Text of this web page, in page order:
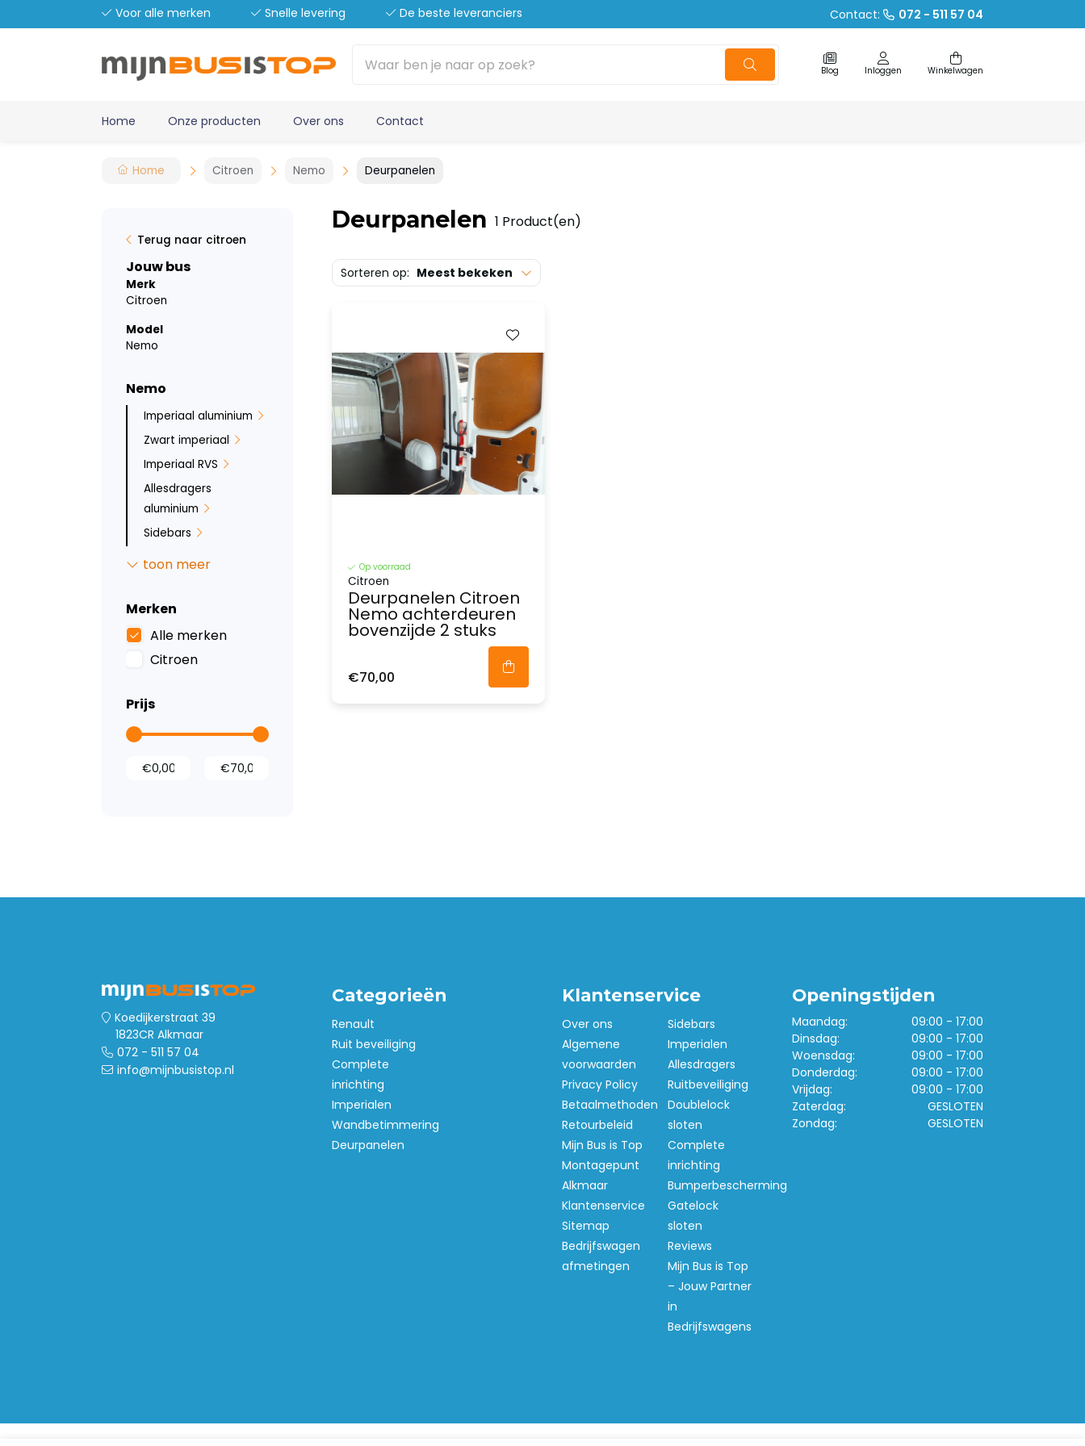
Voor alle merken Snelle levering De beste leveranciers Contact: 072 - 511 57 04
Blog Inloggen Winkelwagen
Home Onze producten Over ons Contact
Home Citroen Nemo Deurpanelen
Terug naar citroen
Jouw bus
Merk
Citroen
Model
Nemo
Nemo
Imperiaal aluminium
Zwart imperiaal
Imperiaal RVS
Allesdragers
aluminium
Sidebars
Ruit beveiliging
Led verlichting
Tussenwanden
Laadvloeren
Deurpanelen
Bumperbescherming
toon meer
Merken
Alle merken
Citroen
Prijs
Deurpanelen 1 Product(en)
Sorteren op: Meest bekeken
Op voorraad
Citroen
Deurpanelen Citroen
Nemo achterdeuren
bovenzijde 2 stuks
€70,00
Koedijkerstraat 39
1823CR Alkmaar
072 - 511 57 04
info@mijnbusistop.nl
Categorieën
Renault
Ruit beveiliging
Complete
inrichting
Imperialen
Wandbetimmering
Deurpanelen
Klantenservice
Over ons
Algemene
voorwaarden
Privacy Policy
Betaalmethoden
Retourbeleid
Mijn Bus is Top
Montagepunt
Alkmaar
Klantenservice
Sitemap
Bedrijfswagen
afmetingen
Sidebars
Imperialen
Allesdragers
Ruitbeveiliging
Doublelock
sloten
Complete
inrichting
Bumperbescherming
Gatelock
sloten
Reviews
Mijn Bus is Top
– Jouw Partner
in
Bedrijfswagens
Openingstijden
Maandag:
09:00 - 17:00
Dinsdag:
09:00 - 17:00
Woensdag:
09:00 - 17:00
Donderdag:
09:00 - 17:00
Vrijdag:
09:00 - 17:00
Zaterdag:
GESLOTEN
Zondag:
GESLOTEN